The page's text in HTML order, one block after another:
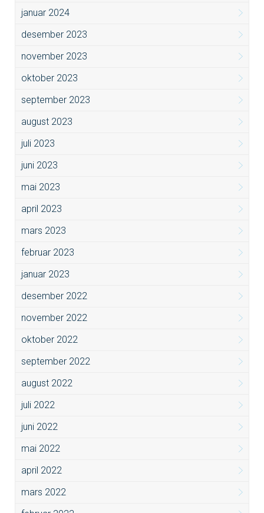
januar 2024
desember 2023
november 2023
oktober 2023
september 2023
august 2023
juli 2023
juni 2023
mai 2023
april 2023
mars 2023
februar 2023
januar 2023
desember 2022
november 2022
oktober 2022
september 2022
august 2022
juli 2022
juni 2022
mai 2022
april 2022
mars 2022